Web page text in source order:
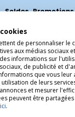
Soldes,
Inscrivez-vous
nos meilleures offres.
de personnaliser le
aux médias sociaux
informations sur
de publicité et
que vous
de leurs
et mesurer
peuvent être partagées
.